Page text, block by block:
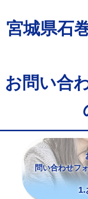
宮城県石
お問い合
問い合わせフ
1.